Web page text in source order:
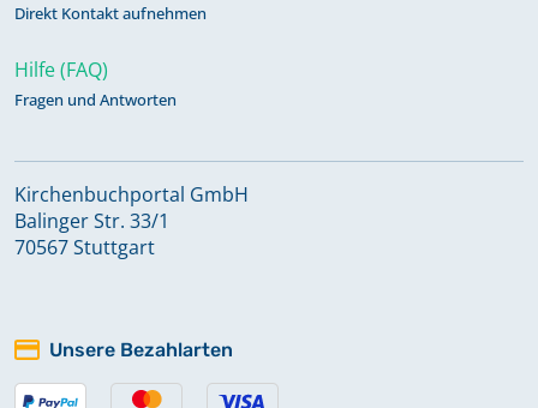
Direkt Kontakt aufnehmen
Hilfe (FAQ)
Fragen und Antworten
Kirchenbuchportal GmbH
Balinger Str. 33/1
70567 Stuttgart
Unsere Bezahlarten